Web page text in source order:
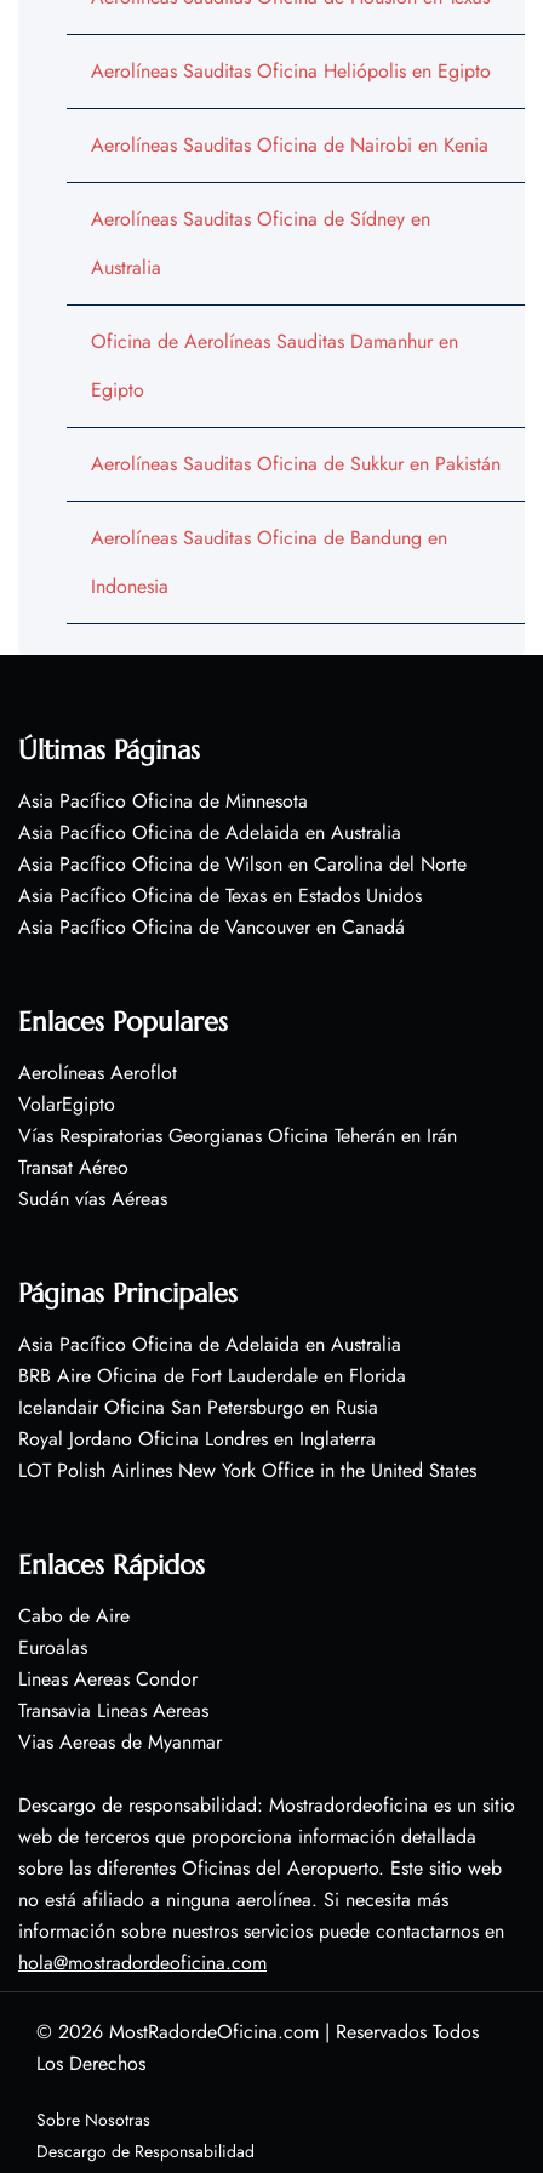
Aerolíneas Sauditas Oficina Heliópolis en Egipto
Aerolíneas Sauditas Oficina de Nairobi en Kenia
Aerolíneas Sauditas Oficina de Sídney en
Australia
Oficina de Aerolíneas Sauditas Damanhur en
Egipto
Aerolíneas Sauditas Oficina de Sukkur en Pakistán
Aerolíneas Sauditas Oficina de Bandung en
Indonesia
Últimas Páginas
Asia Pacífico Oficina de Minnesota
Asia Pacífico Oficina de Adelaida en Australia
Asia Pacífico Oficina de Wilson en Carolina del Norte
Asia Pacífico Oficina de Texas en Estados Unidos
Asia Pacífico Oficina de Vancouver en Canadá
Enlaces Populares
Aerolíneas Aeroflot
VolarEgipto
Vías Respiratorias Georgianas Oficina Teherán en Irán
Transat Aéreo
Sudán vías Aéreas
Páginas Principales
Asia Pacífico Oficina de Adelaida en Australia
BRB Aire Oficina de Fort Lauderdale en Florida
Icelandair Oficina San Petersburgo en Rusia
Royal Jordano Oficina Londres en Inglaterra
LOT Polish Airlines New York Office in the United States
Enlaces Rápidos
Cabo de Aire
Euroalas
Lineas Aereas Condor
Transavia Lineas Aereas
Vias Aereas de Myanmar
Descargo de responsabilidad: Mostradordeoficina es un sitio
web de terceros que proporciona información detallada
sobre las diferentes Oficinas del Aeropuerto. Este sitio web
no está afiliado a ninguna aerolínea. Si necesita más
información sobre nuestros servicios puede contactarnos en
hola@mostradordeoficina.com
© 2026 MostRadordeOficina.com | Reservados Todos
Los Derechos
Sobre Nosotras
Descargo de Responsabilidad